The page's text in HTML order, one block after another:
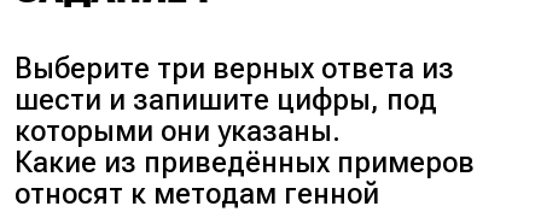
Выберите три верных ответа из
шести и запишите цифры, под
которыми они указаны.
Какие из приведённых примеров
относят к методам генной